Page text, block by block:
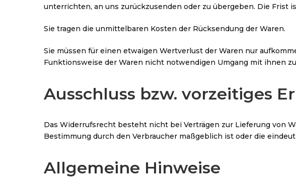
unterrichten, an uns zurückzusenden oder zu übergeben. Die Frist
Sie tragen die unmittelbaren Kosten der Rücksendung der Waren.
Sie müssen für einen etwaigen Wertverlust der Waren nur
Funktionsweise der Waren nicht notwendigen Umgang mit ihnen
Ausschluss bzw. vorzeitiges
Das Widerrufsrecht besteht nicht bei Verträgen zur Lieferung von
Bestimmung durch den Verbraucher maßgeblich ist oder die
Allgemeine Hinweise